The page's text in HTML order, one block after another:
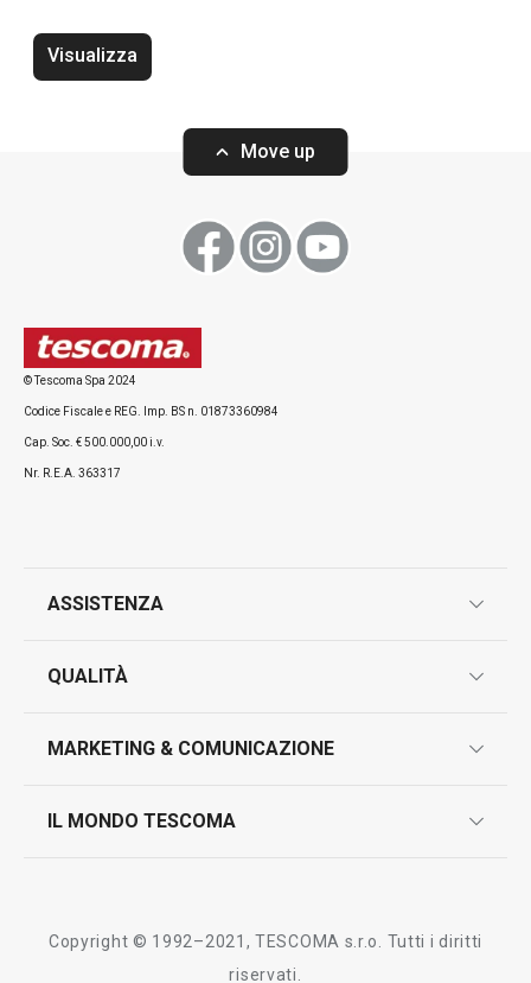
Novità
Visualizza
Move up
© Tescoma Spa 2024
Codice Fiscale e REG. Imp. BS n. 01873360984
Cap. Soc. € 500.000,00 i.v.
Nr. R.E.A. 363317
ASSISTENZA
contatti
QUALITÀ
test sui prodotti
MARKETING & COMUNICAZIONE
IL MONDO TESCOMA
Copyright © 1992–2021, TESCOMA s.r.o. Tutti i diritti
riservati.